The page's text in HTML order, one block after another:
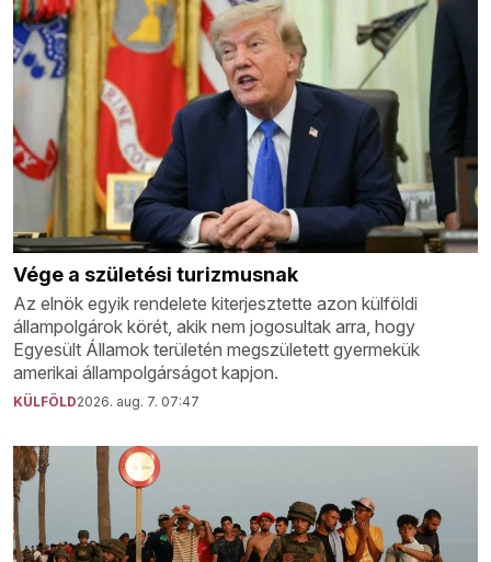
Vége a születési turizmusnak
Az elnök egyik rendelete kiterjesztette azon külföldi
állampolgárok körét, akik nem jogosultak arra, hogy
Egyesült Államok területén megszületett gyermekük
amerikai állampolgárságot kapjon.
KÜLFÖLD2026. aug. 7. 07:47